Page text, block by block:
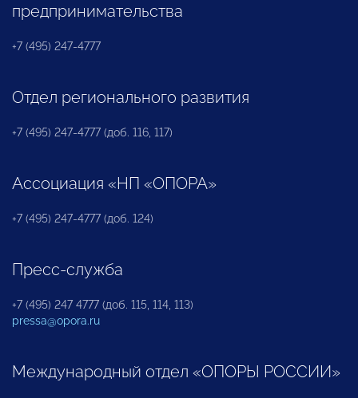
предпринимательства
+7 (495) 247-4777
Отдел регионального развития
+7 (495) 247-4777 (доб. 116, 117)
Ассоциация «НП «ОПОРА»
+7 (495) 247-4777 (доб. 124)
Пресс-служба
+7 (495) 247 4777 (доб. 115, 114, 113)
pressa@opora.ru
Международный отдел «ОПОРЫ РОССИИ»